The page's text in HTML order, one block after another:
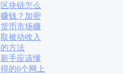
区块链怎么
赚钱？加密
货币市场赚
取被动收入
的方法
新手应该懂
得的6个网上